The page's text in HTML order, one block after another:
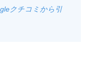
クチコミから引